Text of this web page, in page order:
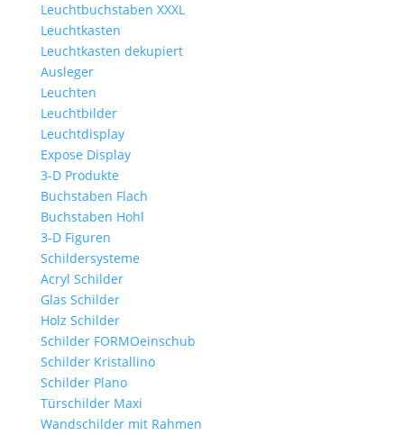
Leuchtbuchstaben XXXL
Leuchtkasten
Leuchtkasten dekupiert
Ausleger
Leuchten
Leuchtbilder
Leuchtdisplay
Expose Display
3-D Produkte
Buchstaben Flach
Buchstaben Hohl
3-D Figuren
Schildersysteme
Acryl Schilder
Glas Schilder
Holz Schilder
Schilder FORMOeinschub
Schilder Kristallino
Schilder Plano
Türschilder Maxi
Wandschilder mit Rahmen